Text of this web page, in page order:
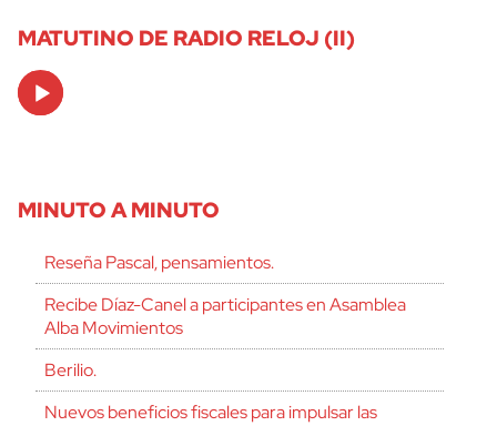
MATUTINO DE RADIO RELOJ (II)
Audio
Player
MINUTO A MINUTO
Reseña Pascal, pensamientos.
Recibe Díaz-Canel a participantes en Asamblea
Alba Movimientos
Berilio.
Nuevos beneficios fiscales para impulsar las